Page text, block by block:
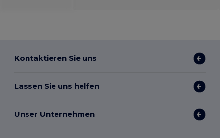
Kontaktieren Sie uns
Lassen Sie uns helfen
Unser Unternehmen